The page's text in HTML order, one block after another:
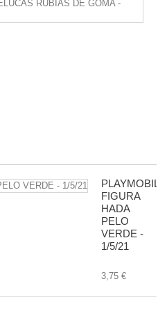
PLAYMOBIL
FIGURA
HADA
PELO
VERDE -
1/5/21
3,75 €